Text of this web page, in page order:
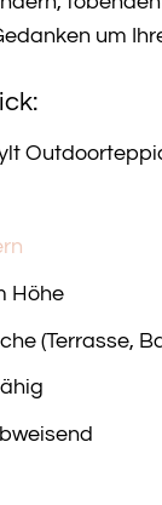
um
Höhe
(Terrasse,